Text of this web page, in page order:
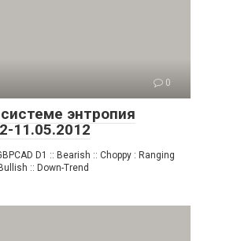
0
энтропия
11.05.2012
D1 :: Bearish :: Choppy : Ranging
:: Down-Trend